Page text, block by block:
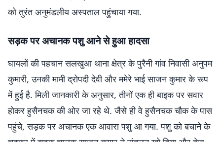
को तुरंत अनुमंडलीय अस्पताल पहुंचाया गया.
सड़क पर अचानक पशु आने से हुआ हादसा
घायलों की पहचान सलखुआ थाना क्षेत्र के पुरैनी गांव निवासी अनुपम
कुमारी, उनकी मामी द्रोपदी देवी और ममेरे भाई साजन कुमार के रूप
में हुई है. मिली जानकारी के अनुसार, तीनों एक ही बाइक पर सवार
होकर हुसैनचक की ओर जा रहे थे. जैसे ही वे हुसैनचक चौक के पास
पहुंचे, सड़क पर अचानक एक आवारा पशु आ गया. पशु को बचाने के